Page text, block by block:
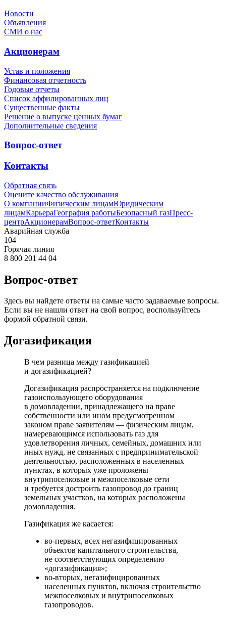
Новости
Объявления
СМИ о нас
Акционерам
Устав и положения
Финансовая отчетность
Годовые отчеты
Список аффилированных лиц
Существенные факты
Решение о выпуске ценных бумаг
Дополнительные сведения
Вопрос-ответ
Контакты
Обратная связь
Оцените качество обслуживания
О компанииФизическим лицамЮридическим
лицамКарьераГеография работыБезопасный газПресс-
центрАкционерамВопрос-ответКонтакты
Аварийная служба
104
Горячая линия
8 800 201 44 04
Вопрос-ответ
Здесь вы найдете ответы на самые часто задаваемые вопросы.
Если вы не нашли ответ на свой вопрос, воспользуйтесь
формой обратной связи.
Догазификация
В чем разница между газификацией
и догазификацией?
Догазификация распространяется на подключение
газоиспользующего оборудования
в домовладении, принадлежащего на праве
собственности или ином предусмотренном
законом праве заявителям — физическим лицам,
намеревающимся использовать газ для
удовлетворения личных, семейных, домашних или
иных нужд, не связанных с предпринимательской
деятельностью, расположенных в населенных
пунктах, в которых уже проложены
внутрипоселковые и межпоселковые сети
и требуется достроить газопровод до границ
земельных участков, на которых расположены
домовладения.
Газификация же касается:
во-первых, всех негазифицированных
объектов капитального строительства,
не соответствующих определению
«догазификация»;
во-вторых, негазифицированных
населенных пунктов, включая строительство
межпоселковых и внутрипоселковых
газопроводов.